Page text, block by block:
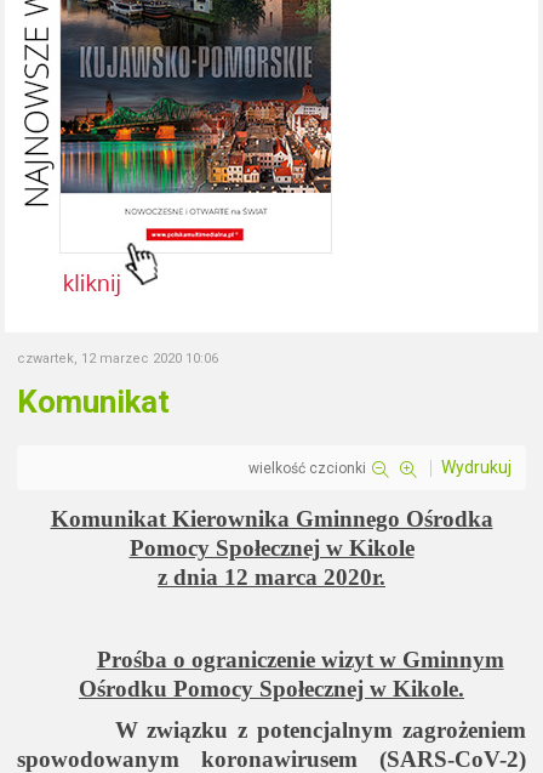
czwartek, 12 marzec 2020 10:06
Komunikat
wielkość czcionki Wydrukuj
Komunikat Kierownika Gminnego Ośrodka
Pomocy Społecznej w Kikole
z dnia 12 marca 2020r.
Prośba o ograniczenie wizyt w Gminnym
Ośrodku Pomocy Społecznej w Kikole.
W związku z potencjalnym zagrożeniem
spowodowanym koronawirusem (SARS-CoV-2)